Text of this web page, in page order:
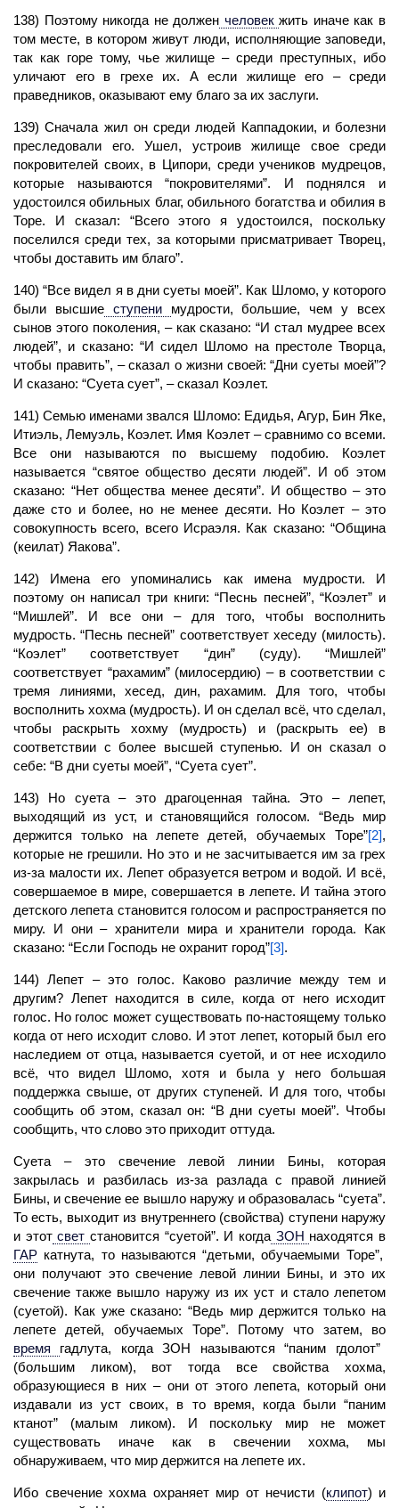
138) Поэтому никогда не должен человекжить иначе как в
том месте, в котором живут люди, исполняющие заповеди,
так как горе тому, чье жилище – среди преступных, ибо
уличают его в грехе их. А если жилище его – среди
праведников, оказывают ему благо за их заслуги.
139) Сначала жил он среди людей Каппадокии, и болезни
преследовали его. Ушел, устроив жилище свое среди
покровителей своих, в Ципори, среди учеников мудрецов,
которые называются “покровителями”. И поднялся и
удостоился обильных благ, обильного богатства и обилия в
Торе. И сказал: “Всего этого я удостоился, поскольку
поселился среди тех, за которыми присматриваетТворец,
чтобы доставить им благо”.
140) “Все видел я в дни суеты моей”. Как Шломо, у которого
были высшиеступени мудрости, большие, чем у всех
сынов этого поколения, – как сказано: “И стал мудрее всех
людей”, и сказано: “И сидел Шломо на престоле Творца,
чтобы править”, – сказал о жизни своей: “Дни суеты моей”?
И сказано: “Суета сует”, – сказал Коэлет.
141) Семью именами звался Шломо: Едидья, Агур, Бин Яке,
Итиэль, Лемуэль, Коэлет. Имя Коэлет – сравнимо со всеми.
Все они называются по высшему подобию. Коэлет
называется “святое общество десяти людей”. И об этом
сказано: “Нет общества менее десяти”. И общество – это
даже сто и более, но не менее десяти. Но Коэлет – это
совокупность всего, всего Исраэля. Как сказано: “Община
(кеилат) Яакова”.
142) Имена его упоминались как имена мудрости. И
поэтому он написал три книги: “Песнь песней”, “Коэлет” и
“Мишлей”. И все они – для того, чтобы восполнить
мудрость. “Песнь песней” соответствует хеседу (милость).
“Коэлет” соответствует “дин” (суду). “Мишлей”
соответствует “рахамим” (милосердию) – в соответствии с
тремя линиями, хесед, дин, рахамим. Для того, чтобы
восполнить хохма (мудрость). И он сделал всё, что сделал,
чтобы раскрыть хохму (мудрость) и (раскрыть ее) в
соответствии с более высшей ступенью. И он сказал о
себе: “В дни суеты моей”, “Суета сует”.
143) Но суета – это драгоценная тайна. Это – лепет,
выходящий из уст, и становящийся голосом. “Ведь мир
держится только на лепете детей, обучаемых Торе”[2],
которые не грешили. Но это и не засчитывается им за грех
из-за малости их. Лепет образуется ветром и водой. И всё,
совершаемое в мире, совершается в лепете. И тайна этого
детского лепета становится голосом и распространяется по
миру. И они – хранители мира и хранители города. Как
сказано: “Если Господь не охранит город”[3].
144) Лепет – это голос. Каково различие между тем и
другим? Лепет находится в силе, когда от него исходит
голос. Но голос может существовать по-настоящему только
когда от него исходит слово. И этот лепет, который был его
наследием от отца, называется суетой, и от нее исходило
всё, что видел Шломо, хотя и была у него большая
поддержка свыше, от других ступеней. И для того, чтобы
сообщить об этом, сказал он: “В дни суеты моей”. Чтобы
сообщить, что слово это приходит оттуда.
Суета – это свечение левой линии Бины, которая
закрылась и разбилась из-за разлада с правой линией
Бины, и свечение ее вышло наружу и образовалась “суета”.
То есть, выходит из внутреннего (свойства) ступени наружу
и этотсветстановится “суетой”. И когда ЗОН находятся в
ГАР катнута, то называются “детьми, обучаемыми Торе”,
они получают это свечение левой линии Бины, и это их
свечение также вышло наружу из их уст и стало лепетом
(суетой). Как уже сказано: “Ведь мир держится только на
лепете детей, обучаемых Торе”. Потому что затем, во
время гадлута, когда ЗОН называются “паним гдолот”
(большим ликом), вот тогда все свойства хохма,
образующиеся в них – они от этого лепета, который они
издавали из уст своих, в то время, когда были “паним
ктанот” (малым ликом). И поскольку мир не может
существовать иначе как в свечении хохма, мы
обнаруживаем, что мир держится на лепете их.
Ибо свечение хохма охраняет мир от нечисти (клипот) и